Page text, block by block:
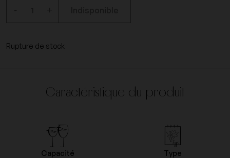
Rupture de stock
Caractéristique du produit
Capacité
Type